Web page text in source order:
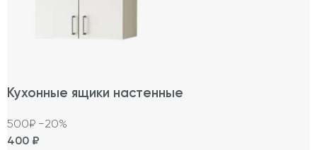
Кухонные ящики настенные
500₽ −20%
400 ₽